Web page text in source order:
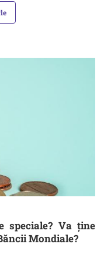
speciale? Va ţine
Mondiale?